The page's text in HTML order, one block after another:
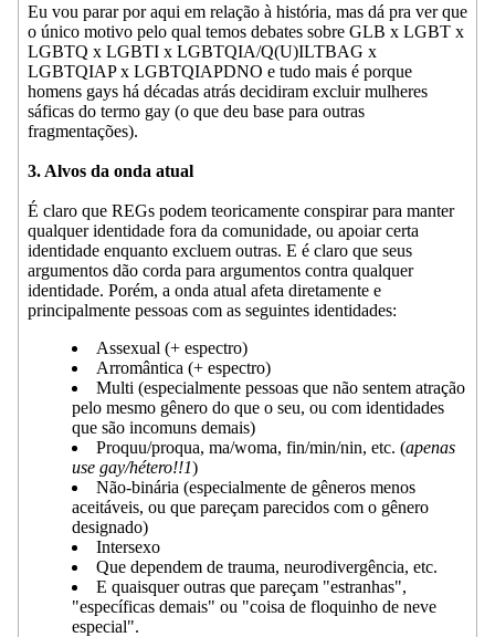
Eu vou parar por aqui em relação à história, mas dá pra ver que
o único motivo pelo qual temos debates sobre GLB x LGBT x
LGBTQ x LGBTI x LGBTQIA/Q(U)ILTBAG x
LGBTQIAP x LGBTQIAPDNO e tudo mais é porque
homens gays há décadas atrás decidiram excluir mulheres
sáficas do termo gay (o que deu base para outras
fragmentações).
3. Alvos da onda atual
É claro que REGs podem teoricamente conspirar para manter
qualquer identidade fora da comunidade, ou apoiar certa
identidade enquanto excluem outras. E é claro que seus
argumentos dão corda para argumentos contra qualquer
identidade. Porém, a onda atual afeta diretamente e
principalmente pessoas com as seguintes identidades:
Assexual (+ espectro)
Arromântica (+ espectro)
Multi (especialmente pessoas que não sentem atração
pelo mesmo gênero do que o seu, ou com identidades
que são incomuns demais)
Proquu/proqua, ma/woma, fin/min/nin, etc. (apenas
use gay/hétero!!1)
Não-binária (especialmente de gêneros menos
aceitáveis, ou que pareçam parecidos com o gênero
designado)
Intersexo
Que dependem de trauma, neurodivergência, etc.
E quaisquer outras que pareçam "estranhas",
"específicas demais" ou "coisa de floquinho de neve
especial".